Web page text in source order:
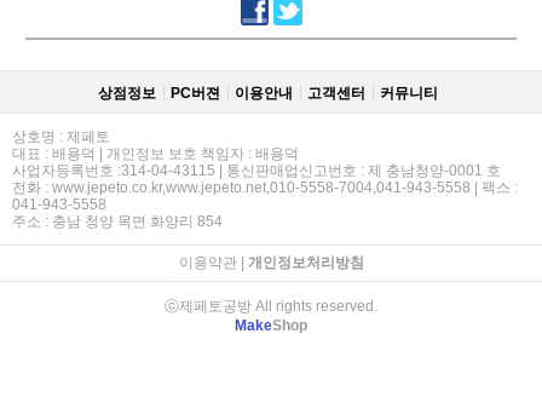
상점정보 PC버젼 이용안내 고객센터 커뮤니티
상호명 : 제페토
대표 : 배용덕 | 개인정보 보호 책임자 : 배용덕
사업자등록번호 :314-04-43115 | 통신판매업신고번호 : 제 충남청양-0001 호
전화 : www.jepeto.co.kr,www.jepeto.net,010-5558-7004,041-943-5558 | 팩스 :
041-943-5558
주소 : 충남 청양 목면 화양리 854
이용약관| 개인정보처리방침
ⓒ제페토공방 All rights reserved.
MakeShop